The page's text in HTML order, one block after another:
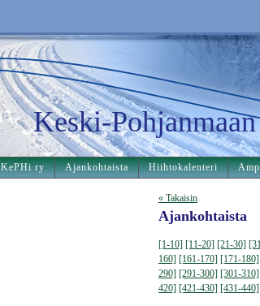
Keski-
KePHi ry Ajankohtaista Hiihtokalenteri
« Takaisin
Ajankohtaista
[1-10] [11-20] [21-30]
160] [161-170] [171-180]
290] [291-300] [301-310]
420] [421-430] [431-440]